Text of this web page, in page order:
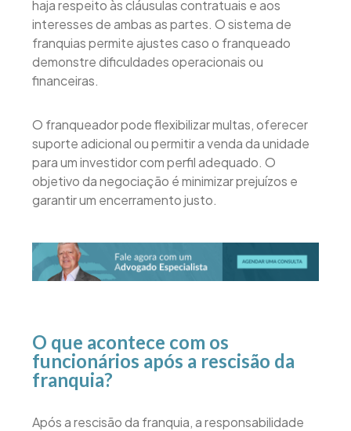
haja respeito às cláusulas contratuais e aos
interesses de ambas as partes. O sistema de
franquias permite ajustes caso o franqueado
demonstre dificuldades operacionais ou
financeiras.
O franqueador pode flexibilizar multas, oferecer
suporte adicional ou permitir a venda da unidade
para um investidor com perfil adequado. O
objetivo da negociação é minimizar prejuízos e
garantir um encerramento justo.
O que acontece com os
funcionários após a rescisão da
franquia?
Após a rescisão da franquia, a responsabilidade